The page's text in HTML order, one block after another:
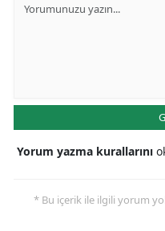
Yorum yazma kurallarını
* Bu içerik ile ilgili yorum